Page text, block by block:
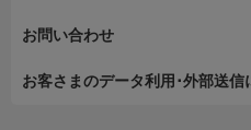
お問い合わせ
お客さまのデータ利用･外部送信